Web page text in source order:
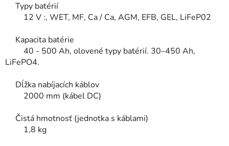
Typy batérií
12 V :, WET, MF, Ca / Ca, AGM, EFB, GEL, LiFeP02
Kapacita batérie
40 - 500 Ah, olovené typy batérií. 30–450 Ah,
LiFePO4.
Dĺžka nabíjacích káblov
2000 mm (kábel DC)
Čistá hmotnosť (jednotka s káblami)
1,8 kg